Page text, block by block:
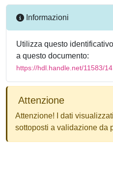
Informazioni
Utilizza questo
a questo documento:
https://hdl.handle.net/11583/
Attenzione
Attenzione! I dati
sottoposti a validazione da